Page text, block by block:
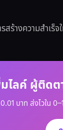
สร้างความสำเ
ไลค์ ผู้ติด
บาท ส่งไวใน